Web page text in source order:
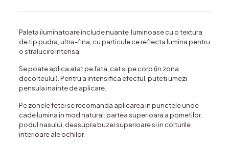
Paleta iluminatoare include nuante luminoase cu o textura
de tip pudra, ultra-fina, cu particule ce reflecta lumina pentru
o stralucire intensa.
Se poate aplica atat pe fata, cat si pe corp (in zona
decolteului). Pentru a intensifica efectul, puteti umezi
pensula inainte de aplicare.
Pe zonele fetei se recomanda aplicarea in punctele unde
cade lumina in mod natural: partea superioara a pometilor,
podul nasului, deasupra buzei superioare si in colturile
interioare ale ochilor.